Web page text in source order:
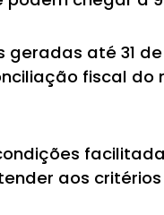
até 31
fiscal do
aos